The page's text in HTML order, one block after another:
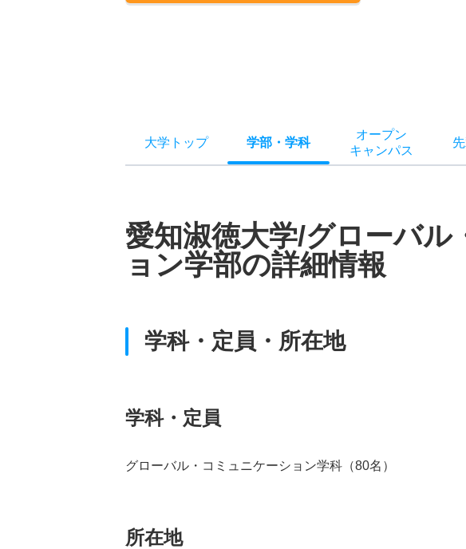
大学トップ 学部 ・ 学科
オープン
キャンパス
愛知淑徳大学/グローバル
ョン学部の詳細情報
学科・定員・所在地
学科・定員
グローバル・コミュニケーション学科（80名）
所在地